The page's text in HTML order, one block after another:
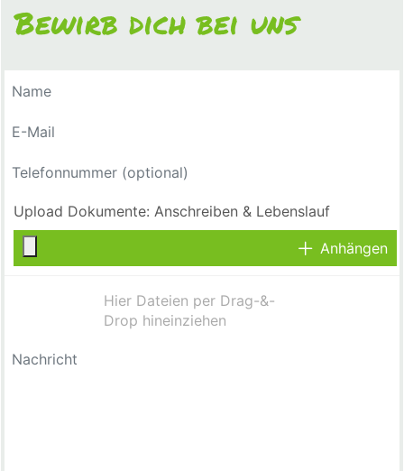
Bewirb dich bei uns
Anhängen